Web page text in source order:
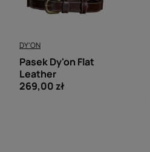
DY'ON
Pasek Dy'on Flat
Leather
269,00 zł